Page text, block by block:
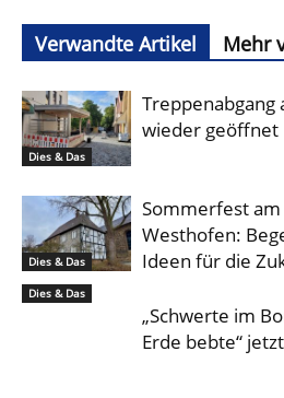
Verwandte Artikel Mehr
Dies & Das
Treppenabgang
wieder geöffnet
Dies & Das
Sommerfest
Westhofen:
Ideen für die
Dies & Das
„Schwerte im
Erde bebte“